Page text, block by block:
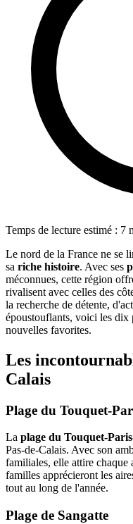
Temps de lecture estimé : 7
Le nord de la France ne se
sa riche histoire. Avec ses
méconnues, cette région
rivalisent avec celles des
la recherche de détente,
époustouflants, voici les dix
nouvelles favorites.
Les
Calais
Plage du Touquet-
La plage du Touquet-
Pas-de-Calais. Avec son
familiales, elle attire chaque
familles apprécieront les
tout au long de l'année.
Plage de Sangatte